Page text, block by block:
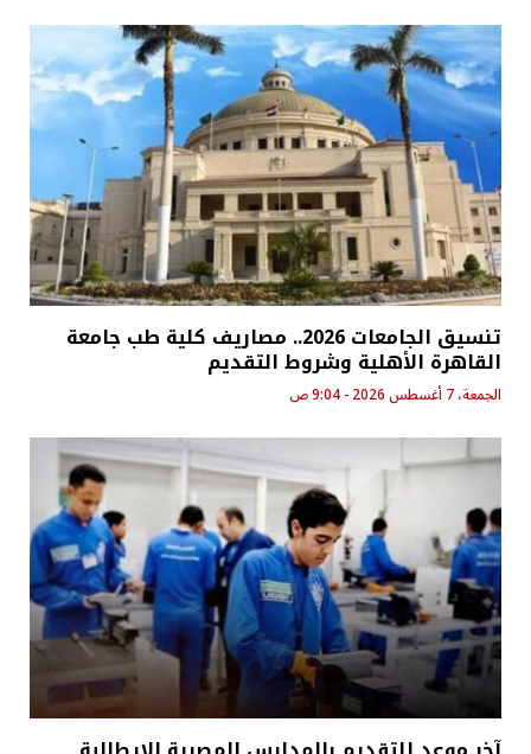
تنسيق الجامعات 2026.. مصاريف كلية طب جامعة
القاهرة الأهلية وشروط التقديم
الجمعة، 7 أغسطس 2026 - 9:04 ص